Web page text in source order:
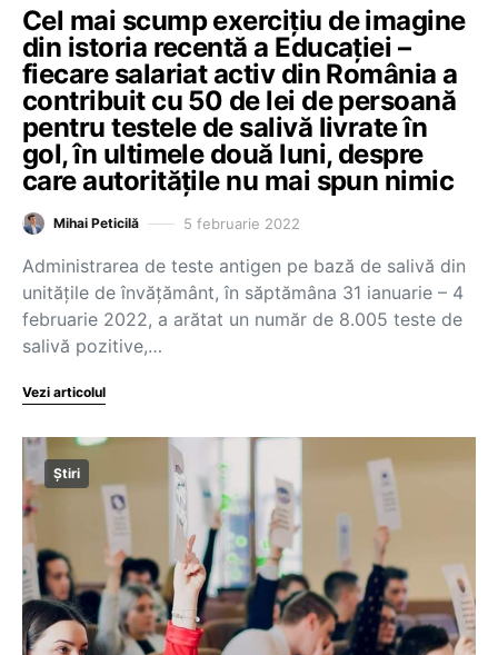
Cel mai scump exercițiu de imagine
din istoria recentă a Educației –
fiecare salariat activ din România a
contribuit cu 50 de lei de persoană
pentru testele de salivă livrate în
gol, în ultimele două luni, despre
care autoritățile nu mai spun nimic
Mihai Peticilă 5 februarie 2022
Administrarea de teste antigen pe bază de salivă din
unitățile de învățământ, în săptămâna 31 ianuarie – 4
februarie 2022, a arătat un număr de 8.005 teste de
salivă pozitive,…
Vezi articolul
Știri